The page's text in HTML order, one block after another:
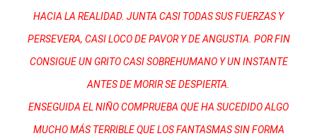
HACIA LA REALIDAD. JUNTA CASI TODAS SUS FUERZAS Y
PERSEVERA, CASI LOCO DE PAVOR Y DE ANGUSTIA. POR FIN
CONSIGUE UN GRITO CASI SOBREHUMANO Y UN INSTANTE
ANTES DE MORIR SE DESPIERTA.
ENSEGUIDA EL NIÑO COMPRUEBA QUE HA SUCEDIDO ALGO
MUCHO MÁS TERRIBLE QUE LOS FANTASMAS SIN FORMA